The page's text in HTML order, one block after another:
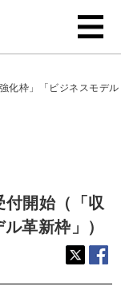
化枠」「ビジネスモデル
付開始（「収
革新枠」）